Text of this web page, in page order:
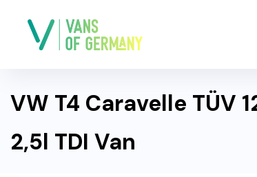
VW T4 Caravelle TÜV
2,5l TDI Van